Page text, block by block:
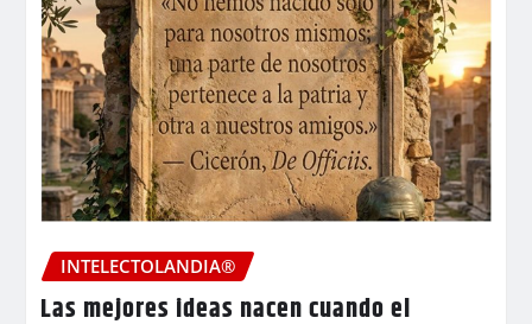
INTELECTOLANDIA®
Las mejores ideas nacen cuando el